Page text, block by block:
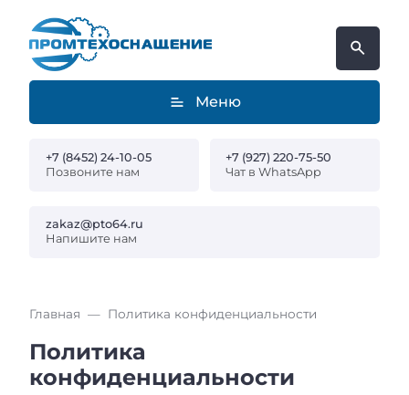
Меню
+7 (8452) 24-10-05
Позвоните нам
+7 (927) 220-75-50
Чат в WhatsApp
zakaz@pto64.ru
Напишите нам
Главная Политика конфиденциальности
Политика
конфиденциальности